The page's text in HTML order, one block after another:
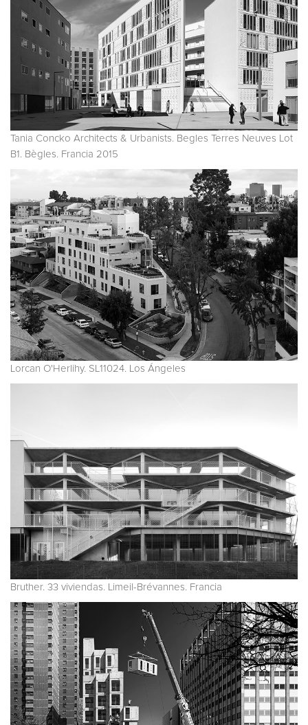
Tania Concko Architects & Urbanists. Begles Terres Neuves Lot
B1. Bègles. Francia 2015
Lorcan O'Herlihy. SL11024. Los Ángeles
Bruther. 33 viviendas. Limeil-Brévannes. Francia